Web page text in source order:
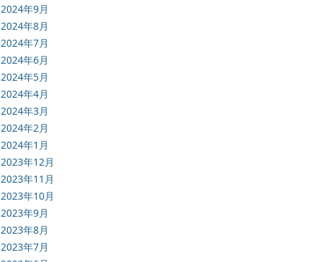
2024年9月
2024年8月
2024年7月
2024年6月
2024年5月
2024年4月
2024年3月
2024年2月
2024年1月
2023年12月
2023年11月
2023年10月
2023年9月
2023年8月
2023年7月